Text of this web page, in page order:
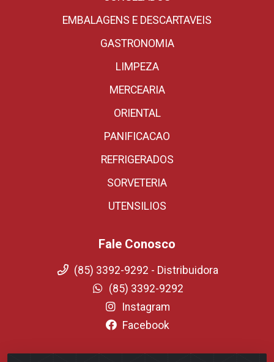
EMBALAGENS E DESCARTAVEIS
GASTRONOMIA
LIMPEZA
MERCEARIA
ORIENTAL
PANIFICACAO
REFRIGERADOS
SORVETERIA
UTENSILIOS
Fale Conosco
(85) 3392-9292 - Distribuidora
(85) 3392-9292
Instagram
Facebook